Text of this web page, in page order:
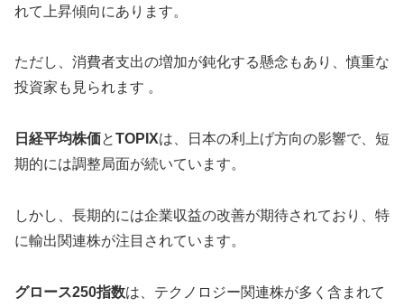
れて上昇傾向にあります。
ただし、消費者支出の増加が鈍化する懸念もあり、慎重な
投資家も見られます 。
日経平均株価とTOPIXは、日本の利上げ方向の影響で、短
期的には調整局面が続いています。
しかし、長期的には企業収益の改善が期待されており、特
に輸出関連株が注目されています。
グロース250指数は、テクノロジー関連株が多く含まれて